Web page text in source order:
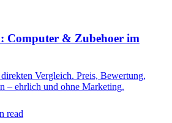
Computer & Zubehoer im
Vergleich. Preis, Bewertung,
– ehrlich und ohne Marketing.
read